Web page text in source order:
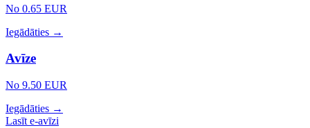
No 0.65 EUR
Iegādāties →
Avīze
No 9.50 EUR
Iegādāties →
Lasīt e-avīzi